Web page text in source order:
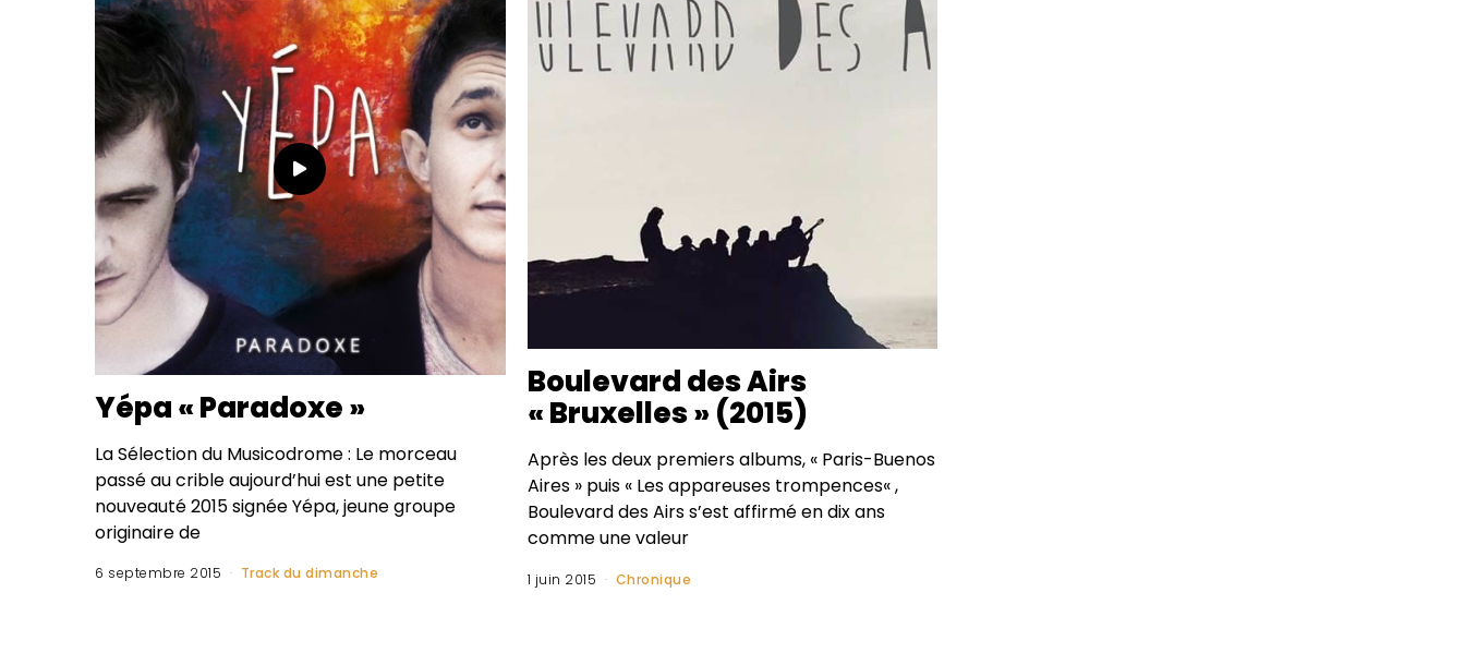
Yépa « Paradoxe »
La Sélection du Musicodrome : Le morceau
passé au crible aujourd’hui est une petite
nouveauté 2015 signée Yépa, jeune groupe
originaire de
6 septembre 2015 Track du dimanche
Boulevard des Airs
« Bruxelles » (2015)
Après les deux premiers albums, « Paris-Buenos
Aires » puis « Les appareuses trompences« ,
Boulevard des Airs s’est affirmé en dix ans
comme une valeur
1 juin 2015 Chronique